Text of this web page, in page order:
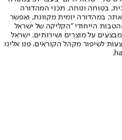
בטוחה ונוחה. תכני המהדורה
במהדורה יומית מקוונת, ואפשר
הייחודי "הקליקה של ישראל
על מוצרים ושירותים. ישראל
לשיפור מקהל הקוראים. פנו אלינו